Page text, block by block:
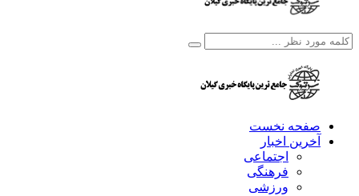
صفحه نخست
آخرین اخبار
اجتماعی
فرهنگی
ورزشی